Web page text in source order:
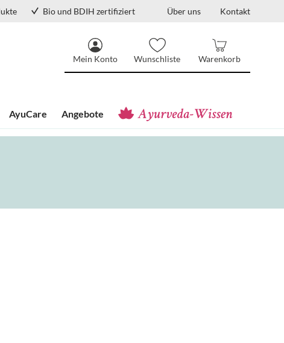
Bio und BDIH zertifiziert Über uns Kontakt
AyuCare Angebote
Mein Konto Wunschliste
Warenkorb